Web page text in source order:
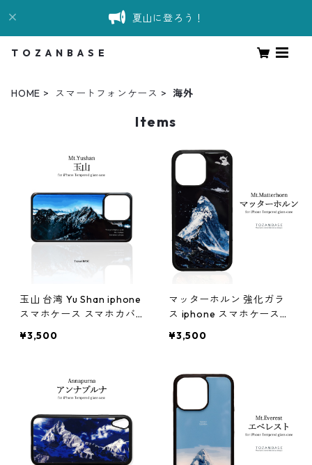
夏山に登ろう！
T O Z A N B A S E
HOME スマートフォンケース 海外
Items
玉山 台湾 Yu Shan iphone
スマホケース スマホカバ
¥3,500
マッターホルン 強化ガラ
ス iphone スマホケース
登山 山 ブルー ネイビー ス
¥3,500